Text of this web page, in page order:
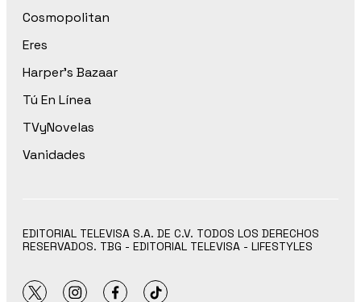
Cosmopolitan
Eres
Harper’s Bazaar
Tú En Línea
TVyNovelas
Vanidades
EDITORIAL TELEVISA S.A. DE C.V. TODOS LOS DERECHOS
RESERVADOS. TBG - EDITORIAL TELEVISA - LIFESTYLES